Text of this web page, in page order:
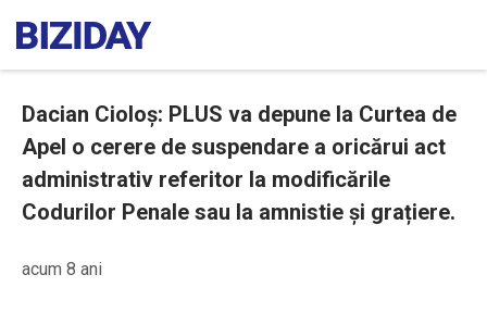
Dacian Cioloș: PLUS va depune la Curtea de
Apel o cerere de suspendare a oricărui act
administrativ referitor la modificările
Codurilor Penale sau la amnistie și grațiere.
acum 8 ani